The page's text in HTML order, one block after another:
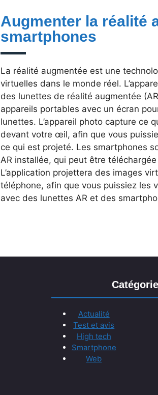
Augmenter la réalité
smartphones
La réalité augmentée est une
virtuelles dans le monde réel.
des lunettes de réalité augmentée
appareils portables avec un écran
lunettes. L’appareil photo capture ce
devant votre œil, afin que vous
ce qui est projeté. Les smartphones
AR installée, qui peut être
L’application projettera des images
téléphone, afin que vous puissiez les
avec des lunettes AR et des
Catégorie
Actualité
Test et avis
High tech
Smartphone
Web